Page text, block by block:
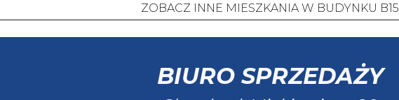
ZOBACZ INNE MIESZKANIA W BUDYNKU B15
BIURO SPRZEDAŻY